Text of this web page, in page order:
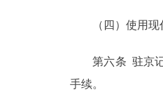
（四）使用现代
第六条 驻京记
手续。